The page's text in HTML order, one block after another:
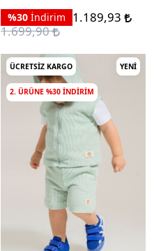
%30 İndirim
1.189,93
1.699,90
ÜCRETSIZ KARGO YENI
2. ÜRÜNE %30 INDIRIM